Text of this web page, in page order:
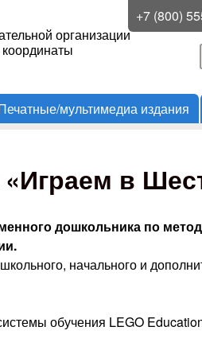
Перейти к основному
содержанию
+7 (800)
организации
мультимедиа издания
в
дошкольника по
начального и
обучения LEGO